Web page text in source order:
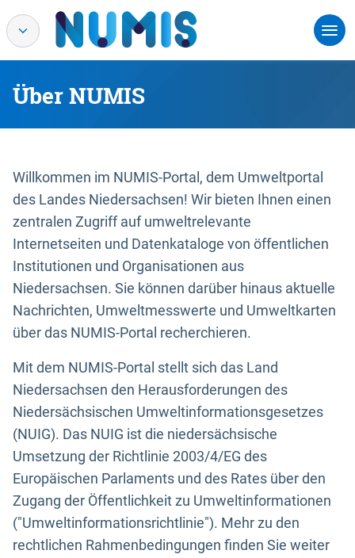
Über NUMIS
Willkommen im NUMIS-Portal, dem Umweltportal
des Landes Niedersachsen! Wir bieten Ihnen einen
zentralen Zugriff auf umweltrelevante
Internetseiten und Datenkataloge von öffentlichen
Institutionen und Organisationen aus
Niedersachsen. Sie können darüber hinaus aktuelle
Nachrichten, Umweltmesswerte und Umweltkarten
über das NUMIS-Portal recherchieren.
Mit dem NUMIS-Portal stellt sich das Land
Niedersachsen den Herausforderungen des
Niedersächsischen Umweltinformationsgesetzes
(NUIG). Das NUIG ist die niedersächsische
Umsetzung der Richtlinie 2003/4/EG des
Europäischen Parlaments und des Rates über den
Zugang der Öffentlichkeit zu Umweltinformationen
("Umweltinformationsrichtlinie"). Mehr zu den
rechtlichen Rahmenbedingungen finden Sie weiter